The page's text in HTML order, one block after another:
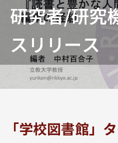
研究者/研究
スリリース
「学校図書館」